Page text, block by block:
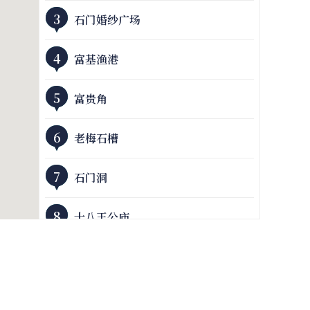
3 石门婚纱广场
4 富基渔港
5 富贵角
6 老梅石槽
7 石门洞
8 十八王公庙